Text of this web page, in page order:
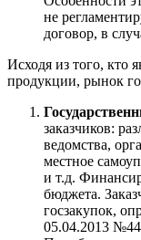
не
договор, в
Исходя из того, кто
продукции, рынок
заказчиков:
ведомства,
местное
и т.д.
бюджета.
госзакупок,
05.04.2013